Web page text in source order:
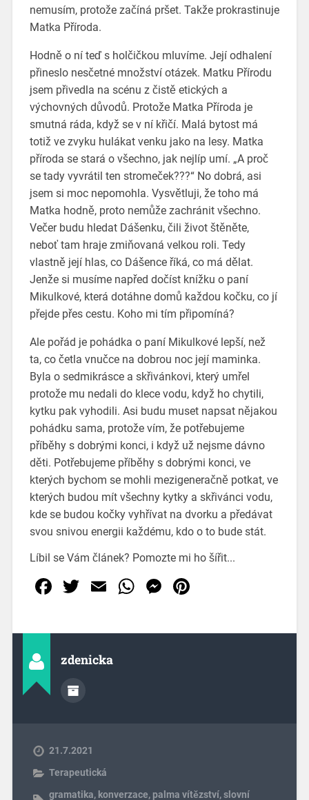
nemusím, protože začíná pršet. Takže prokrastinuje
Matka Příroda.
Hodně o ní teď s holčičkou mluvíme. Její odhalení
přineslo nesčetné množství otázek. Matku Přírodu
jsem přivedla na scénu z čistě etických a
výchovných důvodů. Protože Matka Příroda je
smutná ráda, když se v ní křičí. Malá bytost má
totiž ve zvyku hulákat venku jako na lesy. Matka
příroda se stará o všechno, jak nejlíp umí. „A proč
se tady vyvrátil ten stromeček???“ No dobrá, asi
jsem si moc nepomohla. Vysvětluji, že toho má
Matka hodně, proto nemůže zachránit všechno.
Večer budu hledat Dášenku, čili život štěněte,
neboť tam hraje zmiňovaná velkou roli. Tedy
vlastně její hlas, co Dášence říká, co má dělat.
Jenže si musíme napřed dočíst knížku o paní
Mikulkové, která dotáhne domů každou kočku, co jí
přejde přes cestu. Koho mi tím připomíná?
Ale pořád je pohádka o paní Mikulkové lepší, než
ta, co četla vnučce na dobrou noc její maminka.
Byla o sedmikrásce a skřivánkovi, který umřel
protože mu nedali do klece vodu, když ho chytili,
kytku pak vyhodili. Asi budu muset napsat nějakou
pohádku sama, protože vím, že potřebujeme
příběhy s dobrými konci, i když už nejsme dávno
děti. Potřebujeme příběhy s dobrými konci, ve
kterých bychom se mohli mezigeneračně potkat, ve
kterých budou mít všechny kytky a skřivánci vodu,
kde se budou kočky vyhřívat na dvorku a předávat
svou snivou energii každému, kdo o to bude stát.
Líbil se Vám článek? Pomozte mi ho šířit...
Facebook
Twitter
EmailWhatsApp
Messenger
zdenicka
21.7.2021
Terapeutická
gramatika, konverzace, palma vítězství,slovní